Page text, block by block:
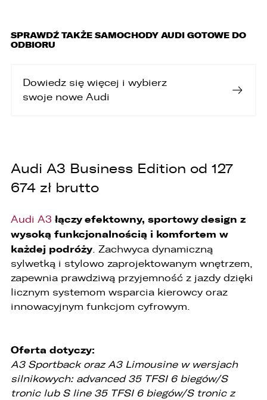
SPRAWDŹ TAKŻE SAMOCHODY AUDI GOTOWE DO
ODBIORU
Dowiedz się więcej i wybierz
swoje nowe Audi
Audi A3 Business Edition od 127
674 zł brutto
Audi A3 łączy efektowny, sportowy design z
wysoką funkcjonalnością i komfortem w
każdej podróży. Zachwyca dynamiczną
sylwetką i stylowo zaprojektowanym wnętrzem,
zapewnia prawdziwą przyjemność z jazdy dzięki
licznym systemom wsparcia kierowcy oraz
innowacyjnym funkcjom cyfrowym.
Oferta dotyczy:
A3 Sportback oraz A3 Limousine w wersjach
silnikowych: advanced 35 TFSI 6 biegów/S
tronic lub S line 35 TFSI 6 biegów/S tronic z
przetwarzaniem danych osobowych i w sprawie
uchylenia dyrektywy 95/46/WE (ogólne
Państwa danych osobowych oraz o
przysługujących Państwu prawach z tym
związanych.
1. Współadministratorami danych osobowych
są:
1. LELLEK sp. z o.o. ul. Opolska 2c 45-960 Opole,
2. LELLEK Gliwice sp. z o.o. ul. Portowa 2 44-100
4. LELLEK Katowice sp. z o.o. Oddział w
Katowicach ul. T. Kościuszki 328 40-608
5. 3L.PL. z o.o. ul. Opolska 2c 45-960 Opole.